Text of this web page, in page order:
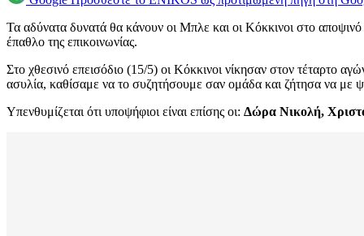
Τα αδύνατα δυνατά θα κάνουν οι Μπλε και οι Κόκκινοι στο
έπαθλο της επικοινωνίας.
Στο χθεσινό επεισόδιο (15/5) οι Κόκκινοι νίκησαν στον τέταρτο
ασυλία, καθίσαμε να το συζητήσουμε σαν ομάδα και ζήτησα να με
Υπενθυμίζεται ότι υποψήφιοι είναι επίσης οι: Δώρα Νικολή,